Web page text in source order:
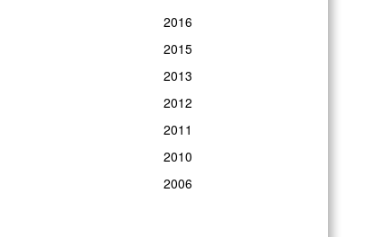
2016
2015
2013
2012
2011
2010
2006